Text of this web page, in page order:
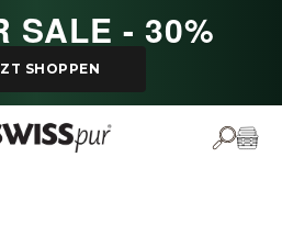
SALE - 30%
SHOPPEN
Ouvrir
Voir